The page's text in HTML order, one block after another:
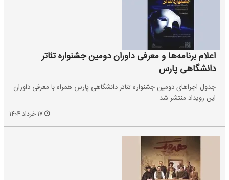
اعلام برنامه‌ها و معرفی داوران دومین جشنواره تئاتر
دانشگاهی پارس
جدول اجراهای دومین جشنواره تئاتر دانشگاهی پارس همراه با معرفی داوران
این رویداد منتشر شد.